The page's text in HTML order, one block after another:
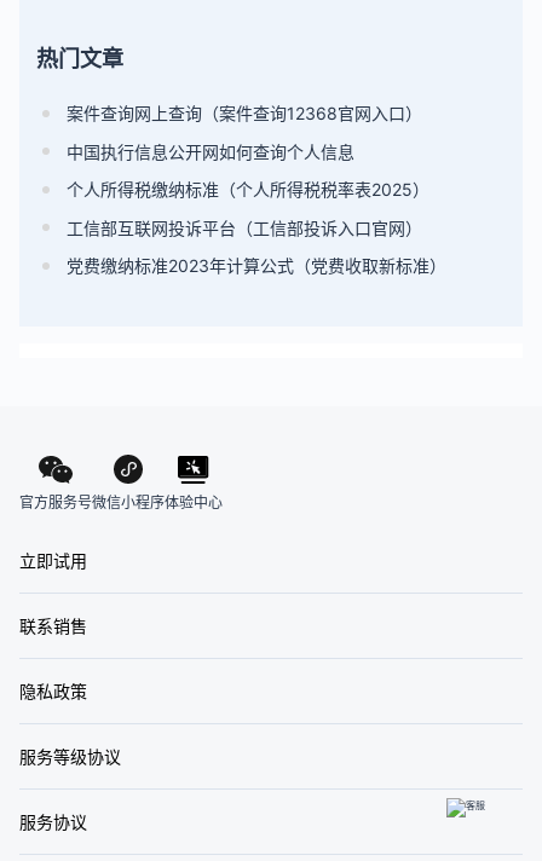
热门文章
案件查询网上查询（案件查询12368官网入口）
中国执行信息公开网如何查询个人信息
个人所得税缴纳标准（个人所得税税率表2025）
工信部互联网投诉平台（工信部投诉入口官网）
党费缴纳标准2023年计算公式（党费收取新标准）
官方服务号微信小程序体验中心
立即试用
联系销售
隐私政策
服务等级协议
服务协议